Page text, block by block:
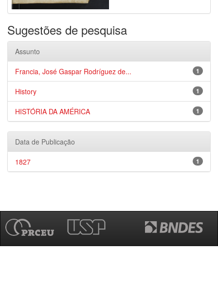
Sugestões de pesquisa
Assunto
1
Francia, José Gaspar Rodríguez de...
1
History
1
HISTÓRIA DA AMÉRICA
Data de Publicação
1
1827